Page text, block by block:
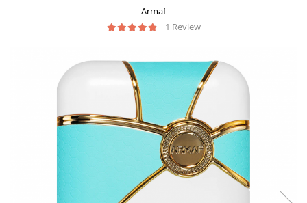
Cele mai noi
Tipuri Parfumuri
Parfumuri Condimentate
Parfumuri Dulci
Parfumuri Exotice
Parfumuri Fresh
Armaf
1 Review